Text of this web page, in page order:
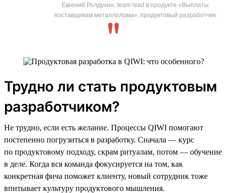
Евгений Ролдухин, team lead в продукте «Выплаты
поставщикам металлолома», продуктовый разработчик
Трудно ли стать продуктовым
разработчиком?
Не трудно, если есть желание. Процессы QIWI помогают
постепенно погрузиться в разработку. Сначала — курс
по продуктовому подходу, скрам ритуалам, потом — обучение
в деле. Когда вся команда фокусируется на том, как
конкретная фича поможет клиенту, новый сотрудник тоже
впитывает культуру продуктового мышления.